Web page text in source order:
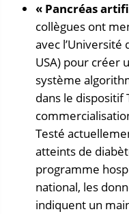
« Pancréas
collègues ont
avec l’Université
USA) pour créer
système
dans le dispositif
Testé
atteints de
programme
national, les
indiquent un